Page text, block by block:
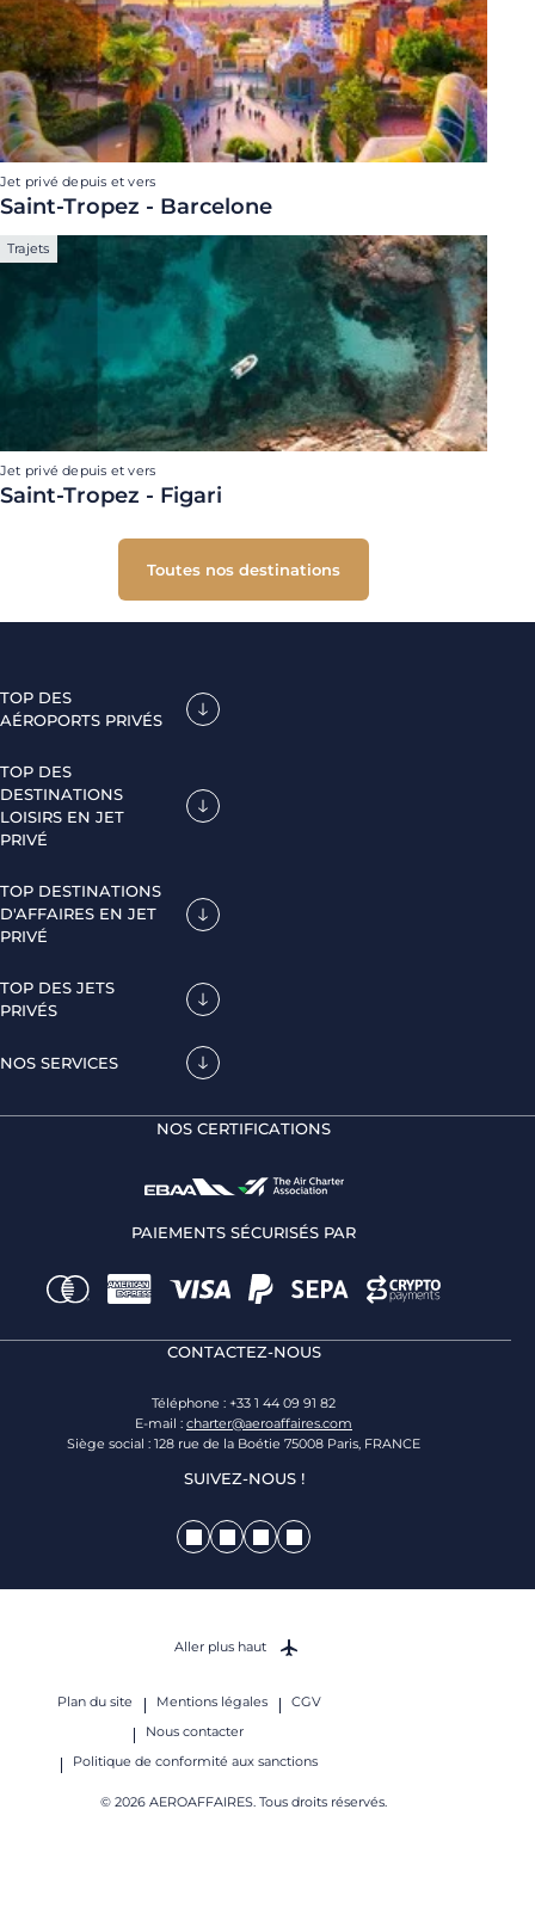
Jet privé depuis et vers
Saint-Tropez - Barcelone
Trajets
Jet privé depuis et vers
Saint-Tropez - Figari
Toutes nos destinations
TOP DES
AÉROPORTS PRIVÉS
TOP DES
DESTINATIONS
LOISIRS EN JET
PRIVÉ
TOP DESTINATIONS
D'AFFAIRES EN JET
PRIVÉ
TOP DES JETS
PRIVÉS
NOS SERVICES
NOS CERTIFICATIONS
PAIEMENTS SÉCURISÉS PAR
CONTACTEZ-NOUS
Téléphone : +33 1 44 09 91 82
E-mail : charter@aeroaffaires.com
Siège social : 128 rue de la Boétie 75008 Paris, FRANCE
SUIVEZ-NOUS !
Plan du site Mentions légales
CGV
Nous contacter
Politique de conformité aux sanctions
© 2026 AEROAFFAIRES. Tous droits réservés.
Aller plus haut